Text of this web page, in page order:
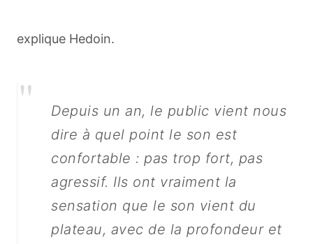
explique Hedoin.
"
Depuis un an, le public vient nous
dire à quel point le son est
confortable : pas trop fort, pas
agressif. Ils ont vraiment la
sensation que le son vient du
plateau, avec de la profondeur et